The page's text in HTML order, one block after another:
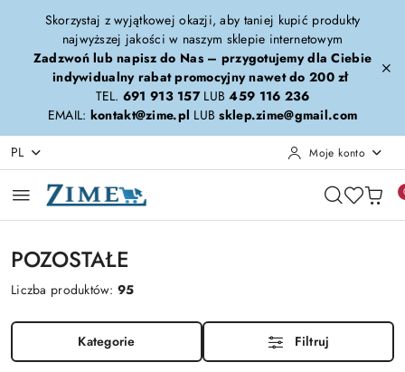
Przejdź do treści głównej
Przejdź do wyszukiwarki
Przejdź do moje konto
Przejdź do menu głównego
Przejdź do stopki
Skorzystaj z wyjątkowej okazji, aby taniej kupić produkty
najwyższej jakości w naszym sklepie internetowym
Zadzwoń lub napisz do Nas – przygotujemy dla Ciebie
indywidualny rabat promocyjny nawet do 200 zł
TEL. 691 913 157LUB459 116 236
EMAIL: kontakt@zime.pl LUBsklep.zime@gmail.com
PL Moje konto
POZOSTAŁE
Liczba produktów:95
Kategorie Filtruj